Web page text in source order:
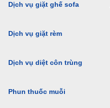
Dịch vụ giặt ghế sofa
Dịch vụ giặt rèm
Dịch vụ diệt côn trùng
Phun thuốc muỗi